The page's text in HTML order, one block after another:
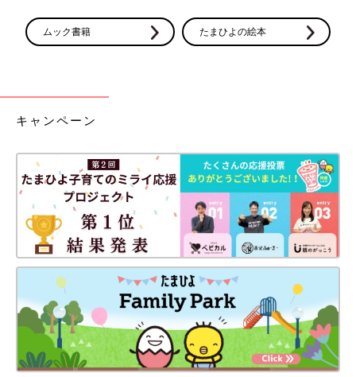
ムック書籍 たまひよの絵本
キャンペーン